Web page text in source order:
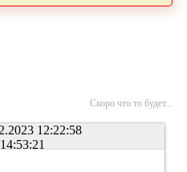
Скоро что то будет...
12:22:58